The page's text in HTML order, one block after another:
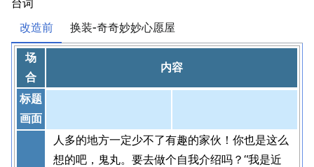
改造前 换装-奇奇妙妙心愿屋
场
合
内容
标题
画面
人多的地方一定少不了有趣的家伙！你也是这么
想的吧，鬼丸。要去做个自我介绍吗？“我是近